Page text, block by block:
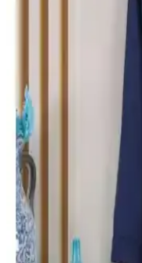
Varol Bambu
Şal Yaka Pike
İki bornoz modeli, kumaş,
detaylı karşılaştırıldı.
şık tasarım özellikleri öne
Varol Dama ve Orfe
Karşılaştırması:
Varol Dama ve Orfe
alanları ve kullanıcı
doğru seçim yapmanız için
Varol Dama ve
Karşılaştırması ve